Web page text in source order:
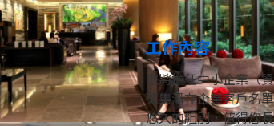
工作內容
您將擔任中小企業（
蒐集潛在企業客戶名
悠久的組別，值得您